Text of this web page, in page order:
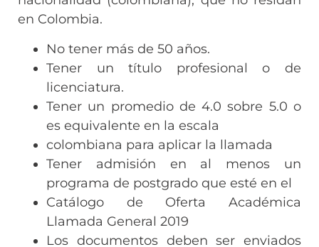
en Colombia.
No tener más de 50 años.
Tener un título profesional o de
licenciatura.
Tener un promedio de 4.0 sobre 5.0 o
es equivalente en la escala
colombiana para aplicar la llamada
Tener admisión en al menos un
programa de postgrado que esté en el
Catálogo de Oferta Académica
Llamada General 2019
Los documentos deben ser enviados